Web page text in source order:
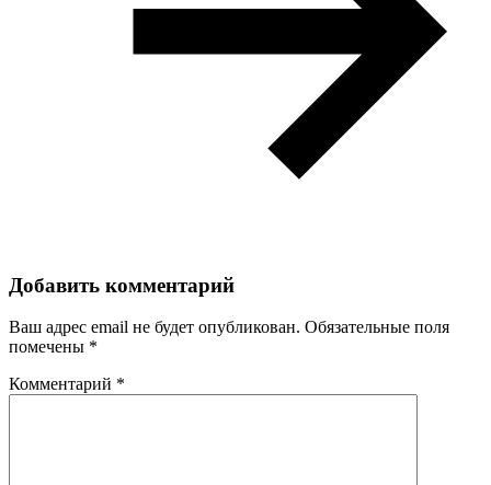
Добавить комментарий
Ваш адрес email не будет опубликован. Обязательные поля
помечены *
Комментарий *